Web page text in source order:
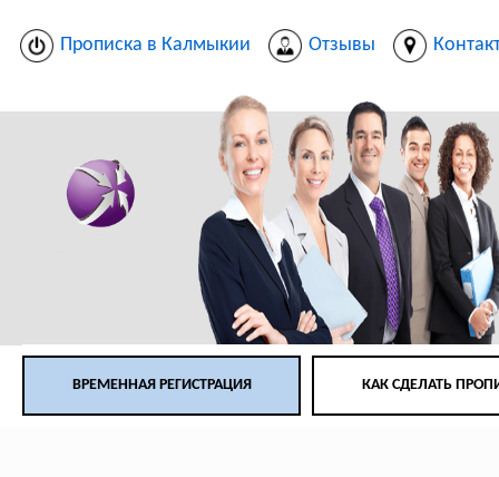
Прописка в Калмыкии Отзывы
ВРЕМЕННАЯ РЕГИСТРАЦИЯ КАК СДЕЛАТЬ